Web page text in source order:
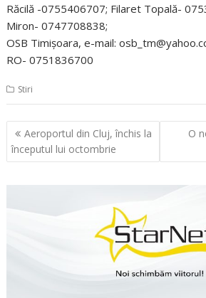
Răcilă -0755406707; Filaret Topală-
Miron- 0747708838;
OSB Timişoara, e-mail:
RO- 0751836700
Stiri
Navigare
în
articole
Aeroportul din Cluj, închis la
începutul lui octombrie
O